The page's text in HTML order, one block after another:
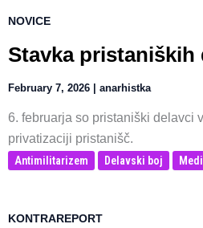
NOVICE
Stavka pristaniških
February 7, 2026 | anarhistka
6. februarja so pristaniški delavci
privatizaciji pristanišč.
Antimilitarizem Delavski boj
KONTRAREPORT